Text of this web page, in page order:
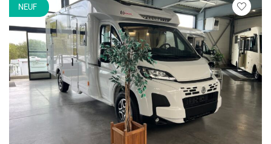
NEUF
Veuillez
vous